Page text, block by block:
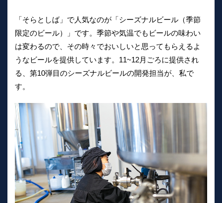
「そらとしば」で人気なのが「シーズナルビール（季節
限定のビール）」です。季節や気温でもビールの味わい
は変わるので、その時々でおいしいと思ってもらえるよ
うなビールを提供しています。11~12月ごろに提供され
る、第10弾目のシーズナルビールの開発担当が、私で
す。